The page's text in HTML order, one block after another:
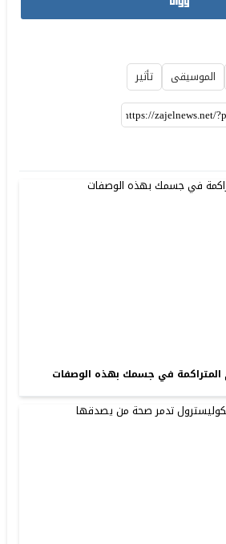
الموسيقى
تأثير
في جسمك بهذه الوصفات